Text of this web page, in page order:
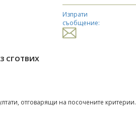
Изпрати
съобщение:
СГОТВИХ
отговарящи на посочените критерии.